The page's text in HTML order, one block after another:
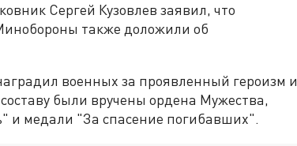
Сергей Кузовлев заявил, что
также доложили об
военных за проявленный героизм и
были вручены ордена Мужества,
и медали "За спасение погибавших".